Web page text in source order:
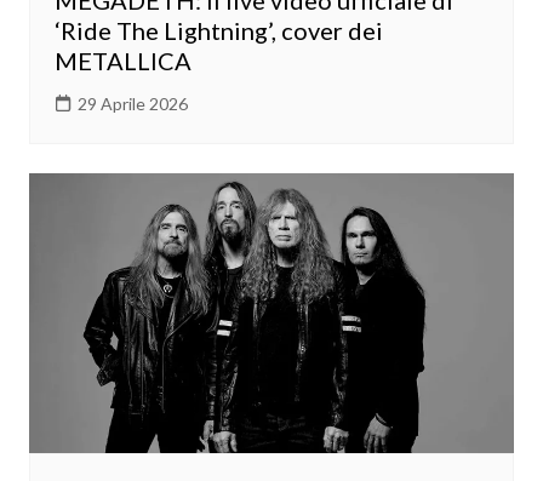
‘Ride The Lightning’, cover dei
METALLICA
29 Aprile 2026